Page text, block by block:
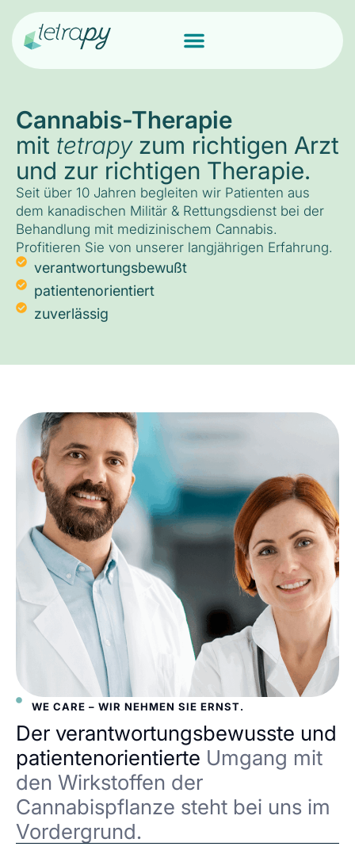
Cannabis-Therapie
mit tetrapyzum richtigen Arzt
und zur richtigen Therapie.
Seit über 10 Jahren begleiten wir Patienten aus
dem kanadischen Militär & Rettungsdienst bei der
Behandlung mit medizinischem Cannabis.
Profitieren Sie von unserer langjährigen Erfahrung.
verantwortungsbewußt
patientenorientiert
zuverlässig
WE CARE – WIR NEHMEN SIE ERNST.
Der verantwortungsbewusste und
patientenorientierte Umgang mit
den Wirkstoffen der
Cannabispflanze steht bei uns im
Vordergrund.